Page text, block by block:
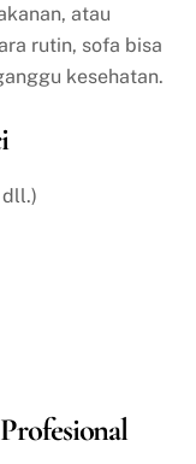
atau
rutin, sofa bisa
kesehatan.